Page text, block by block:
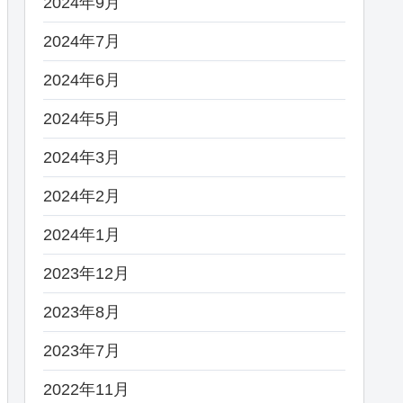
2024年7月
2024年6月
2024年5月
2024年3月
2024年2月
2024年1月
2023年12月
2023年8月
2023年7月
2022年11月